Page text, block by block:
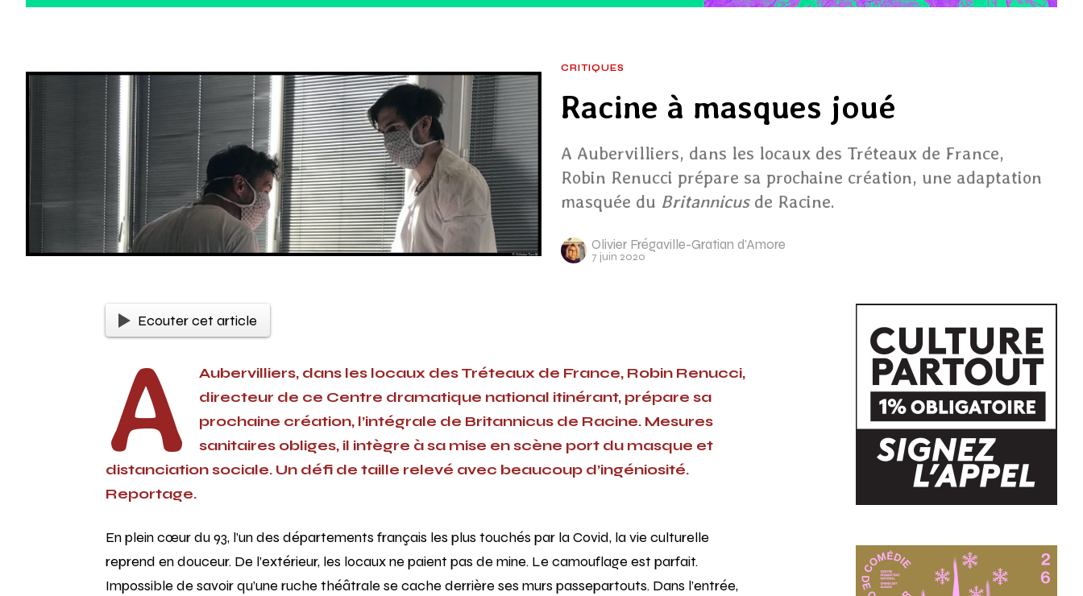
CRITIQUES
Racine à masques joué
A Aubervilliers, dans les locaux des Tréteaux de France,
Robin Renucci prépare sa prochaine création, une adaptation
masquée du Britannicusde Racine.
Olivier Frégaville-Gratian d'Amore
7 juin 2020
Ecouter cet article
A
Aubervilliers, dans les locaux des Tréteaux de France, Robin Renucci,
directeur de ce Centre dramatique national itinérant, prépare sa
prochaine création, l’intégrale de Britannicus de Racine. Mesures
sanitaires obliges, il intègre à sa mise en scène port du masque et
distanciation sociale. Un défi de taille relevé avec beaucoup d’ingéniosité.
Reportage.
En plein cœur du 93, l’un des départements français les plus touchés par la Covid, la vie culturelle
reprend en douceur. De l’extérieur, les locaux ne paient pas de mine. Le camouflage est parfait.
Impossible de savoir qu’une ruche théâtrale se cache derrière ses murs passepartouts. Dans l’entrée,